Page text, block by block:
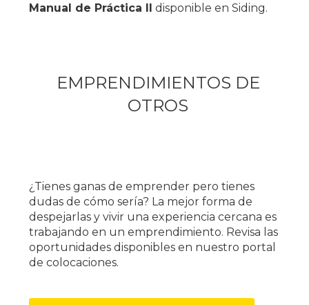
Manual de Práctica II disponible en Siding.
EMPRENDIMIENTOS DE
OTROS
¿Tienes ganas de emprender pero tienes
dudas de cómo sería? La mejor forma de
despejarlas y vivir una experiencia cercana es
trabajando en un emprendimiento. Revisa las
oportunidades disponibles en nuestro portal
de colocaciones.